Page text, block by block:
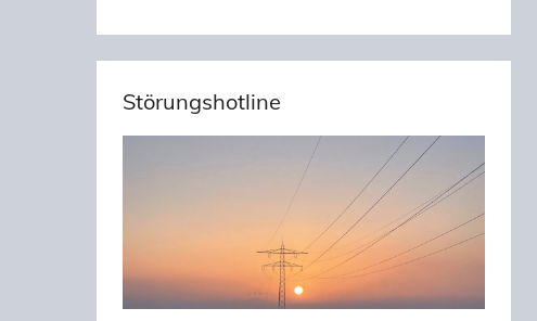
Störungshotline